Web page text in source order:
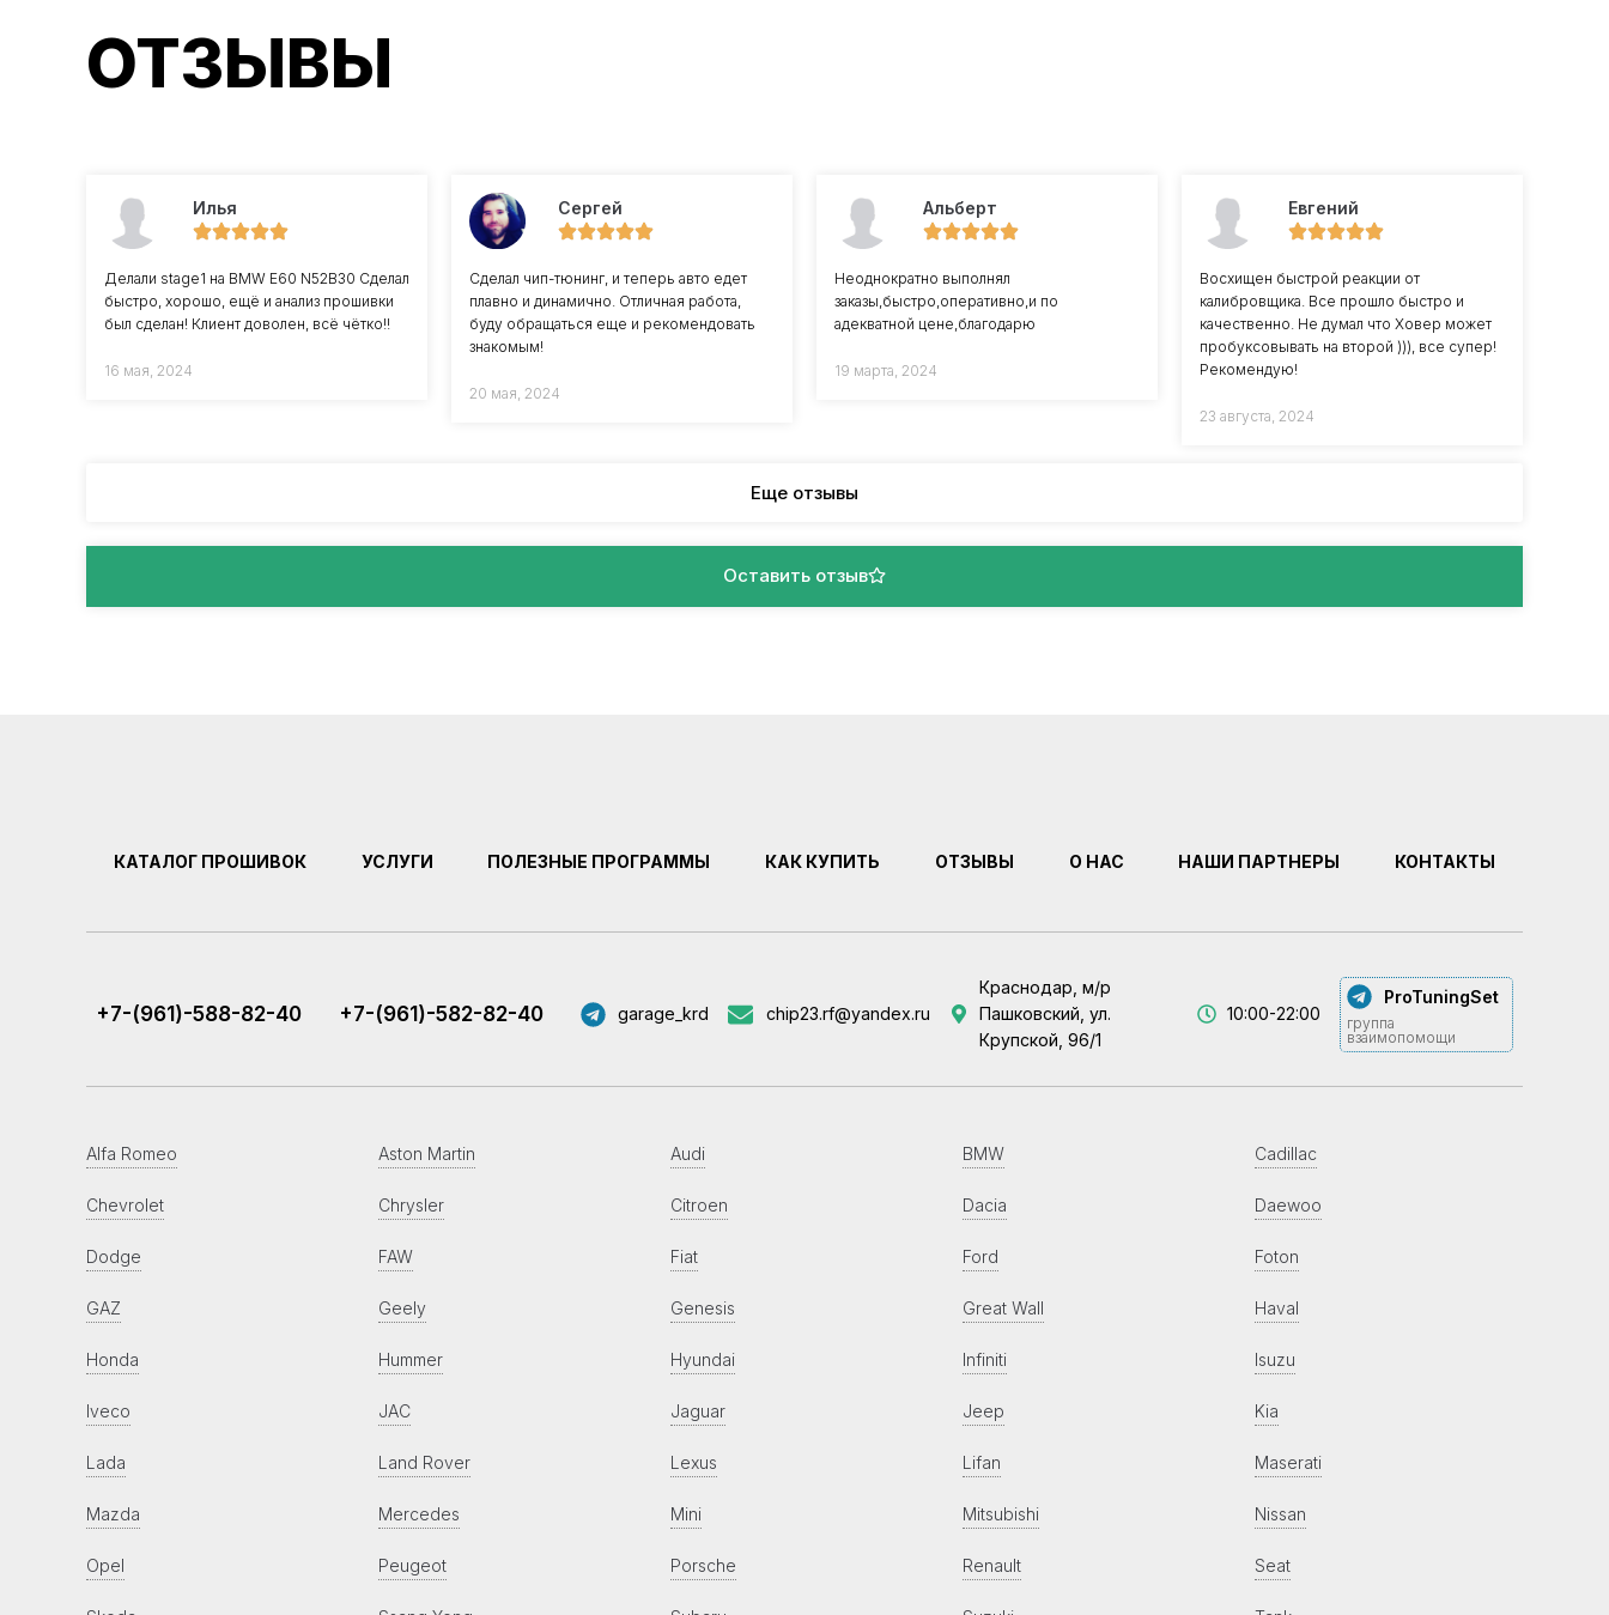
ОТЗЫВЫ
Илья
Делали stage1 на BMW E60 N52B30 Сделал
быстро, хорошо, ещё и анализ прошивки
был сделан! Клиент доволен, всё чётко!!
16 мая, 2024
Сергей
Сделал чип-тюнинг, и теперь авто едет
плавно и динамично. Отличная работа,
буду обращаться еще и рекомендовать
знакомым!
20 мая, 2024
Альберт
Неоднократно выполнял
заказы,быстро,оперативно,и по
адекватной цене,благодарю
19 марта, 2024
Евгений
Восхищен быстрой реакции от
калибровщика. Все прошло быстро и
качественно. Не думал что Ховер может
пробуксовывать на второй ))), все супер!
Рекомендую!
23 августа, 2024
Еще отзывы
Оставить отзыв
КАТАЛОГ ПРОШИВОК УСЛУГИ ПОЛЕЗНЫЕ ПРОГРАММЫ КАК КУПИТЬ ОТЗЫВЫ О НАС НАШИ ПАРТНЕРЫ КОНТАКТЫ
+7-(961)-588-82-40 +7-(961)-582-82-40 garage_krd chip23.rf@yandex.ru
Краснодар, м/р
Пашковский, ул.
Крупской, 96/1
10:00-22:00
ProTuningSet
группа
взаимопомощи
Alfa Romeo Aston Martin Audi BMW Cadillac
Chevrolet Chrysler Citroen Dacia Daewoo
Dodge FAW Fiat Ford Foton
GAZ Geely Genesis Great Wall Haval
Honda Hummer Hyundai Infiniti Isuzu
Iveco JAC Jaguar Jeep Kia
Lada Land Rover Lexus Lifan Maserati
Mazda Mercedes Mini Mitsubishi Nissan
Opel Peugeot Porsche Renault Seat